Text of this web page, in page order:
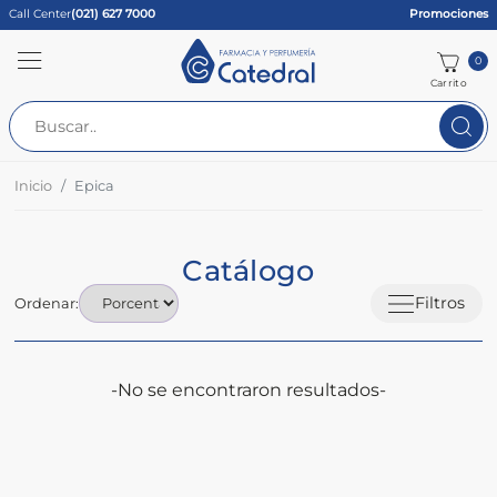
Call Center(021) 627 7000 Promociones
Carrito
0
Inicio Epica
Catálogo
Filtros
Ordenar:
-No se encontraron resultados-